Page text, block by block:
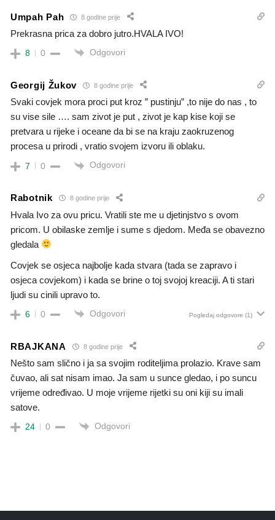
Umpah Pah 8 godine prije
Prekrasna prica za dobro jutro.HVALA IVO!
8 0 Odgovori
Georgij Žukov 8 godine prije
Svaki covjek mora proci put kroz ” pustinju” ,to nije do nas , to
su vise sile …. sam zivot je put , zivot je kap kise koji se
pretvara u rijeke i oceane da bi se na kraju zaokruzenog
procesa u prirodi , vratio svojem izvoru ili oblaku.
7 0 Odgovori
Rabotnik 8 godine prije
Hvala Ivo za ovu pricu. Vratili ste me u djetinjstvo s ovom
pricom. U obilaske zemlje i sume s djedom. Međa se obavezno
gledala
Covjek se osjeca najbolje kada stvara (tada se zapravo i
osjeca covjekom) i kada se brine o toj svojoj kreaciji. A ti stari
ljudi su cinili upravo to.
6 0 Odgovori Pogledaj odgovore (1)
RBAJKANA 8 godine prije
Nešto sam slično i ja sa svojim roditeljima prolazio. Krave sam
čuvao, ali sat nisam imao. Ja sam u sunce gledao, i po suncu
vrijeme određivao. U moje vrijeme rijetki su oni kiji su imali
satove.
24 0 Odgovori